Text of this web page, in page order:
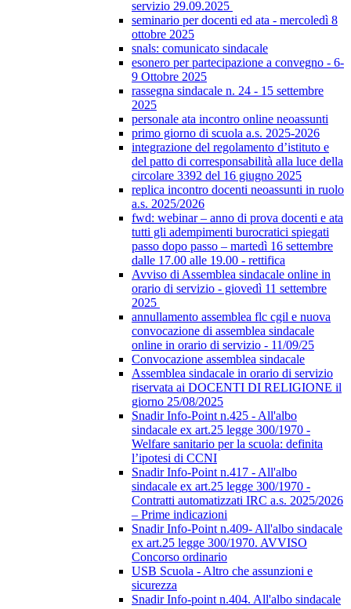
servizio 29.09.2025
seminario per docenti ed ata - mercoledì 8
ottobre 2025
snals: comunicato sindacale
esonero per partecipazione a convegno - 6-
9 Ottobre 2025
rassegna sindacale n. 24 - 15 settembre
2025
personale ata incontro online neoassunti
primo giorno di scuola a.s. 2025-2026
integrazione del regolamento d’istituto e
del patto di corresponsabilità alla luce della
circolare 3392 del 16 giugno 2025
replica incontro docenti neoassunti in ruolo
a.s. 2025/2026
fwd: webinar – anno di prova docenti e ata
tutti gli adempimenti burocratici spiegati
passo dopo passo – martedì 16 settembre
dalle 17.00 alle 19.00 - rettifica
Avviso di Assemblea sindacale online in
orario di servizio - giovedì 11 settembre
2025
annullamento assemblea flc cgil e nuova
convocazione di assemblea sindacale
online in orario di servizio - 11/09/25
Convocazione assemblea sindacale
Assemblea sindacale in orario di servizio
riservata ai DOCENTI DI RELIGIONE il
giorno 25/08/2025
Snadir Info-Point n.425 - All'albo
sindacale ex art.25 legge 300/1970 -
Welfare sanitario per la scuola: definita
l’ipotesi di CCNI
Snadir Info-Point n.417 - All'albo
sindacale ex art.25 legge 300/1970 -
Contratti automatizzati IRC a.s. 2025/2026
– Prime indicazioni
Snadir Info-Point n.409- All'albo sindacale
ex art.25 legge 300/1970. AVVISO
Concorso ordinario
USB Scuola - Altro che assunzioni e
sicurezza
Snadir Info-point n.404. All'albo sindacale